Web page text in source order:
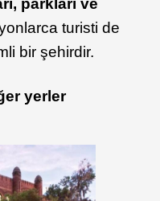
parkları ve
turisti de
bir şehirdir.
yerler